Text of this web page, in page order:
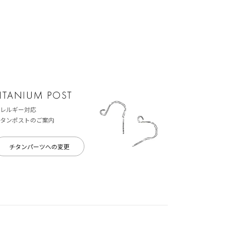
ルギー対応
ンポストのご案内
チタンパーツへの変更